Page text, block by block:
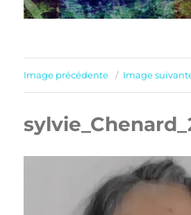
Image précédente Image